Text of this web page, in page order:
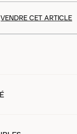
VENDRE CET ARTICLE